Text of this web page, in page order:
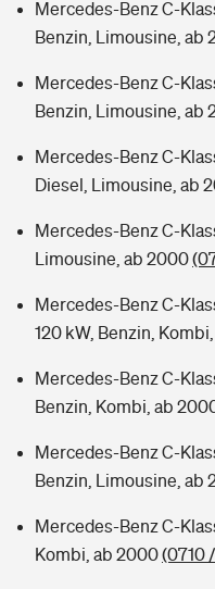
Mercedes-Benz C-
Benzin, Limousine, ab
Mercedes-Benz C-
Benzin, Limousine, ab
Mercedes-Benz C-
Diesel, Limousine, ab
Mercedes-Benz C-
Limousine, ab 2000
Mercedes-Benz C-
120 kW, Benzin,
Mercedes-Benz C-
Benzin, Kombi, ab
Mercedes-Benz C-
Benzin, Limousine, ab
Mercedes-Benz C-
Kombi, ab 2000(0710